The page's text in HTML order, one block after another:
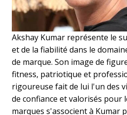
Akshay Kumar représente le
et de la fiabilité dans le
de marque. Son image de
fitness, patriotique et
rigoureuse fait de lui l'un des
de confiance et valorisés pour
marques s'associent à Kumar